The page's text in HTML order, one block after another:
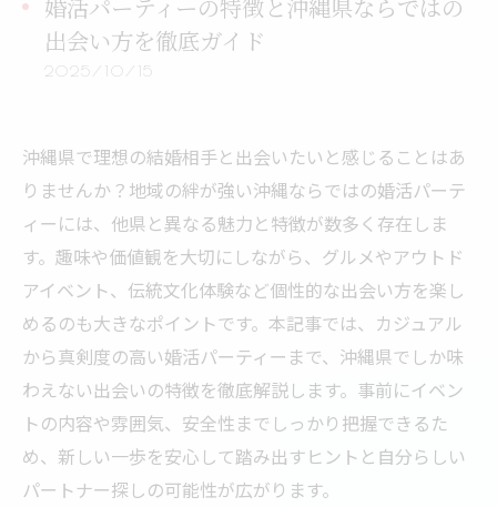
婚活パーティーの特徴と沖縄県ならではの
出会い方を徹底ガイド
2025/10/15
沖縄県で理想の結婚相手と出会いたいと感じることはあ
りませんか？地域の絆が強い沖縄ならではの婚活パーテ
ィーには、他県と異なる魅力と特徴が数多く存在しま
す。趣味や価値観を大切にしながら、グルメやアウトド
アイベント、伝統文化体験など個性的な出会い方を楽し
めるのも大きなポイントです。本記事では、カジュアル
から真剣度の高い婚活パーティーまで、沖縄県でしか味
わえない出会いの特徴を徹底解説します。事前にイベン
トの内容や雰囲気、安全性までしっかり把握できるた
め、新しい一歩を安心して踏み出すヒントと自分らしい
パートナー探しの可能性が広がります。